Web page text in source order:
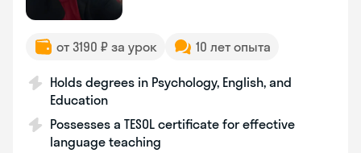
от 3190 ₽ за урок 10 лет опыта
Holds degrees in Psychology, English, and
Education
Possesses a TESOL certificate for effective
language teaching